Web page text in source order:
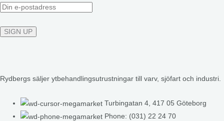
Rydbergs säljer ytbehandlingsutrustningar till varv, sjöfart och industri.
Turbingatan 4, 417 05 Göteborg
Phone: (031) 22 24 70